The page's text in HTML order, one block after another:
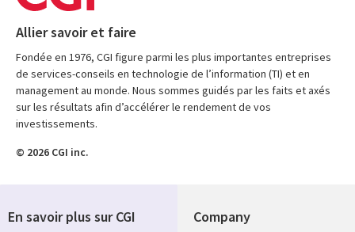
Allier savoir et faire
Fondée en 1976, CGI figure parmi les plus importantes entreprises
de services-conseils en technologie de l’information (TI) et en
management au monde. Nous sommes guidés par les faits et axés
sur les résultats afin d’accélérer le rendement de vos
investissements.
© 2026 CGI inc.
Company
En savoir plus sur CGI